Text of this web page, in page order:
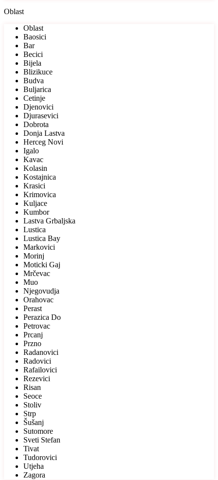
Oblast
Oblast
Baosici
Bar
Becici
Bijela
Blizikuce
Budva
Buljarica
Cetinje
Djenovici
Djurasevici
Dobrota
Donja Lastva
Herceg Novi
Igalo
Kavac
Kolasin
Kostajnica
Krasici
Krimovica
Kuljace
Kumbor
Lastva Grbaljska
Lustica
Lustica Bay
Markovici
Morinj
Moticki Gaj
Mrčevac
Muo
Njegovudja
Orahovac
Perast
Perazica Do
Petrovac
Prcanj
Przno
Radanovici
Radovici
Rafailovici
Rezevici
Risan
Seoce
Stoliv
Strp
Šušanj
Sutomore
Sveti Stefan
Tivat
Tudorovici
Utjeha
Zagora